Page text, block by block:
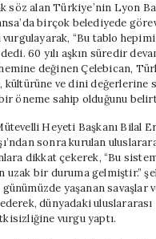
söz alan Türkiye’nin Lyon
birçok belediyede
vurgulayarak, “Bu tablo
dedi. 60 yılı aşkın süredir
değinen Çelebican,
kültürüne ve dini değerlerine
öneme sahip olduğunu
Heyeti Başkanı Bilal
sonra kurulan
dikkat çekerek, “Bu
uzak bir duruma gelmiştir.”
yaşanan savaşlar
dünyadaki uluslararası
vurgu yaptı.